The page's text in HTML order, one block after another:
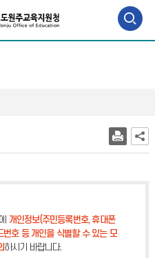
검
색
기
개인정보(주민등록번호, 휴대폰
번호 등 개인을 식별할 수 있는 모
하시기 바랍니다.